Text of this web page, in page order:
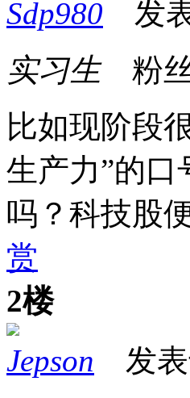
Sdp980 发
实习生粉
比如现阶段
生产力”的
吗？科技股
赏
2楼
Jepson 发表